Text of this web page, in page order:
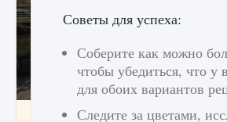
Как исправить текстовую ошибку
Советы для успеха:
Соберите как можно
чтобы убедиться, что у
для обоих вариантов
Следите за цветами,